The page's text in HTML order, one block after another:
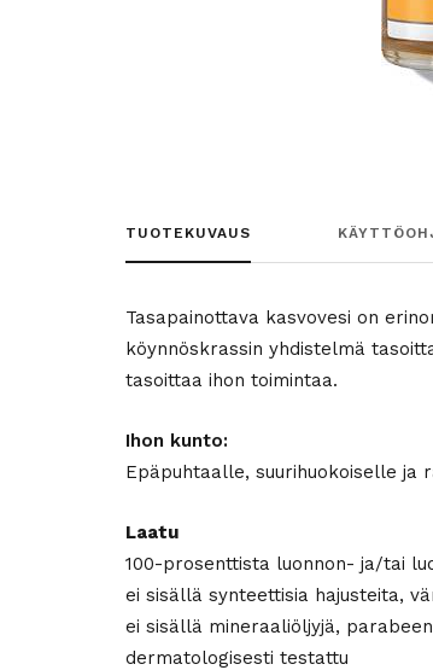
TUOTEKUVAUS
Tasapainottava kasvovesi on
köynnöskrassin yhdistelmä
tasoittaa ihon toimintaa.
Ihon kunto:
Epäpuhtaalle, suurihuokoiselle ja
Laatu
100-prosenttista luonnon- ja/tai
ei sisällä synteettisia hajusteita,
ei sisällä mineraaliöljyjä,
dermatologisesti testattu